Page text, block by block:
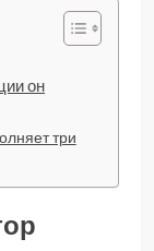
он
три